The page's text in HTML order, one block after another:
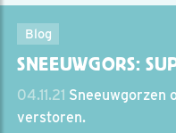
Blog
SNEEUWGORS:
04.11.21 Sneeuwgorzen
verstoren.